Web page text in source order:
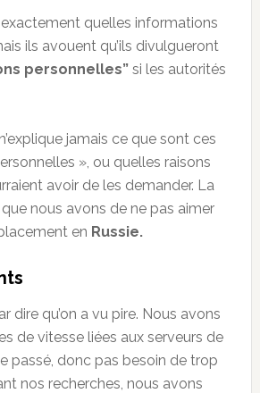
quelles informations
ils avouent qu’ils divulgueront
personnelles”si les autorités
jamais ce que sont ces
», ou quelles raisons
avoir de les demander. La
nous avons de ne pas aimer
en Russie.
dire qu’on a vu pire. Nous avons
de vitesse liées aux serveurs de
passé, donc pas besoin de trop
nos recherches, nous avons